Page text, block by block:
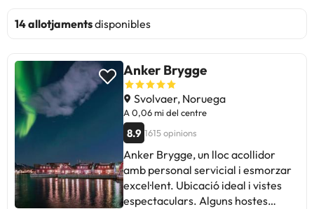
14 allotjamentsdisponibles
Anker Brygge
Svolvaer, Noruega
A 0,06 mi del centre
8.9 1615 opinions
Anker Brygge, un lloc acollidor
amb personal servicial i esmorzar
excel·lent. Ubicació ideal i vistes
espectaculars. Alguns hostes